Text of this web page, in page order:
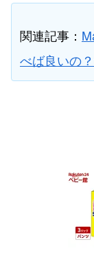
関連記事：
べば良いの